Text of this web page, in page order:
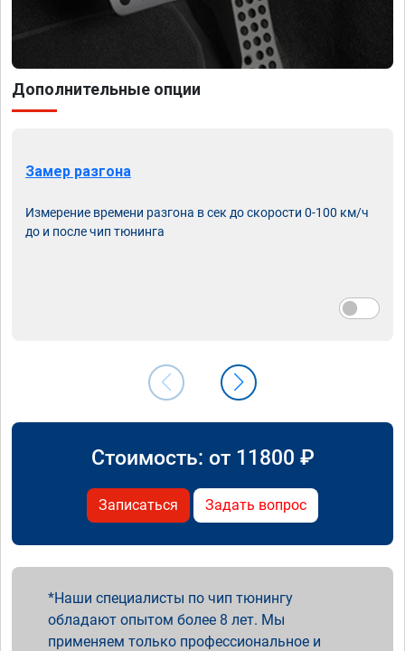
Дополнительные опции
Замер разгона
Измерение времени разгона в сек до скорости 0-100 км/ч
до и после чип тюнинга
Стоимость: от 11800 ₽
Записаться Задать вопрос
Наши специалисты по чип тюнингу
обладают опытом более 8 лет. Мы
применяем только профессиональное и